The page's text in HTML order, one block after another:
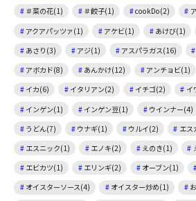
k
＃菜の花(1) ＃餃子(1) cookDo(2)
アクアパッツァ(1)
アケビ(1) あけび(1)
あさり(3)
アジ(1) アスパラガス(16)
アボカド(8)
あんかけ(12) アンチョビ(1)
イカ(6)
イタリアン(2) イチゴ(2) イ
インゲン(1)
インゲン豆(1) ウインナー(4)
うどん(7)
ウナギ(1) ウルイ(2)
エス
エスニック(1)
エノキ(2) えのき(1)
エビカツ(1)
エリンギ(2) オーブン(1)
オイスターソース(4)
オイスター炒め(1)